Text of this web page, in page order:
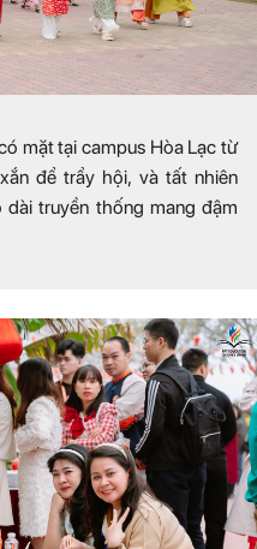
mặt tại campus Hòa Lạc từ
để trẩy hội, và tất nhiên
truyền thống mang đậm